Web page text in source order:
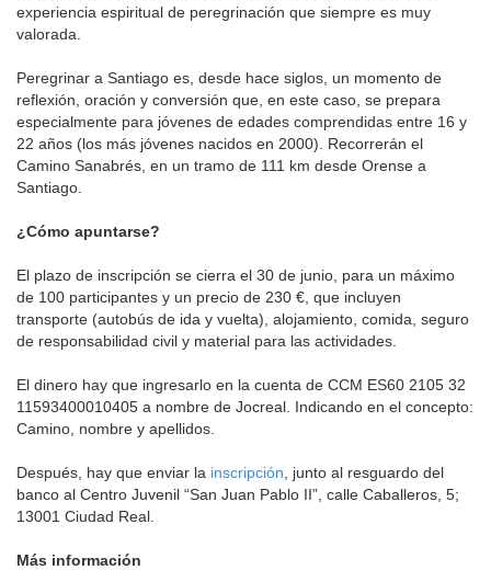
experiencia espiritual de peregrinación que siempre es muy
valorada.
Peregrinar a Santiago es, desde hace siglos, un momento de
reflexión, oración y conversión que, en este caso, se prepara
especialmente para jóvenes de edades comprendidas entre 16 y
22 años (los más jóvenes nacidos en 2000). Recorrerán el
Camino Sanabrés, en un tramo de 111 km desde Orense a
Santiago.
¿Cómo apuntarse?
El plazo de inscripción se cierra el 30 de junio, para un máximo
de 100 participantes y un precio de 230 €, que incluyen
transporte (autobús de ida y vuelta), alojamiento, comida, seguro
de responsabilidad civil y material para las actividades.
El dinero hay que ingresarlo en la cuenta de CCM ES60 2105 32
11593400010405 a nombre de Jocreal. Indicando en el concepto:
Camino, nombre y apellidos.
Después, hay que enviar la inscripción , junto al resguardo del
banco al Centro Juvenil “San Juan Pablo II”, calle Caballeros, 5;
13001 Ciudad Real.
Más información